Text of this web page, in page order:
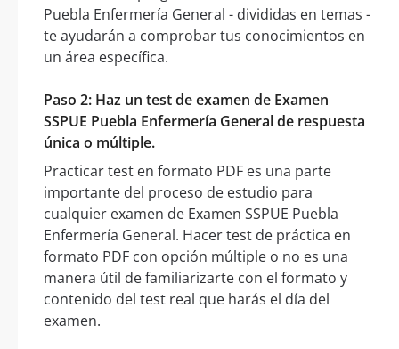
Puebla Enfermería General - divididas en temas -
te ayudarán a comprobar tus conocimientos en
un área específica.
Paso 2: Haz un test de examen de Examen
SSPUE Puebla Enfermería General de respuesta
única o múltiple.
Practicar test en formato PDF es una parte
importante del proceso de estudio para
cualquier examen de Examen SSPUE Puebla
Enfermería General. Hacer test de práctica en
formato PDF con opción múltiple o no es una
manera útil de familiarizarte con el formato y
contenido del test real que harás el día del
examen.